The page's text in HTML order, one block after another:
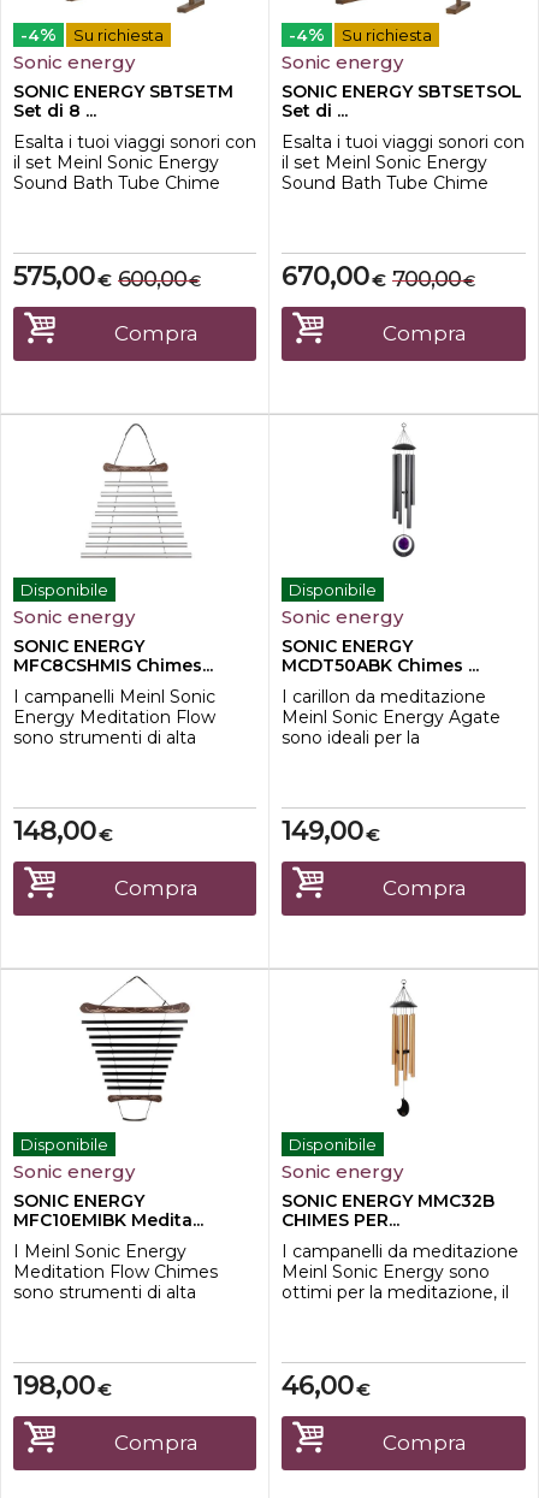
-4% Su richiesta
Sonic energy
SONIC ENERGY SBTSETM
Set di 8 ...
Esalta i tuoi viaggi sonori con
il set Meinl Sonic Energy
Sound Bath Tube Chime
questi campanelli possono
essere suonati
singolarmente o combinati
per riempire la stanza di toni
rilassanti. Questo set include
tre bacchet...
€
575,00 €
600,00
Compra
-4% Su richiesta
Sonic energy
SONIC ENERGY SBTSETSOL
Set di ...
Esalta i tuoi viaggi sonori con
il set Meinl Sonic Energy
Sound Bath Tube Chime
questi campanelli possono
essere suonati
singolarmente o combinati
per riempire la stanza di toni
rilassanti. Questo set include
tre bacchet...
€
670,00 €
700,00
Compra
Disponibile
Sonic energy
SONIC ENERGY
MFC8CSHMIS Chimes...
I campanelli Meinl Sonic
Energy Meditation Flow
sono strumenti di alta
Suonate i campanelli con il
percussore in dotazione e
fateli roteare per creare un
suono sferico e rilassante. I
loro toni hanno un effetto
calmante e...
€
148,00
Compra
Disponibile
Sonic energy
SONIC ENERGY
MCDT50ABK Chimes ...
I carillon da meditazione
Meinl Sonic Energy Agate
sono ideali per la
giardino e la tua casa. Il loro
suono magico e profondo
riempie l'intero ambiente e ti
invita a sognare. Questi
carillon sono caratterizzati
da...
€
149,00
Compra
Disponibile
Sonic energy
SONIC ENERGY
MFC10EMIBK Medita...
I Meinl Sonic Energy
Meditation Flow Chimes
sono strumenti di alta
i campanelli con il martello in
dotazione e falli roteare per
creare un suono sferico e
rilassante. I loro toni hanno
un effetto calmante ed
equilib...
€
198,00
Compra
Disponibile
Sonic energy
SONIC ENERGY MMC32B
CHIMES PER...
I campanelli da meditazione
Meinl Sonic Energy sono
ottimi per la meditazione, il
tua casa. Il loro suono
magico riempie l'intero
ambiente e ti invita a
sognare.Questi rintocchi
sono caratterizzati da una
risonanza partico...
€
46,00
Compra